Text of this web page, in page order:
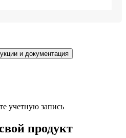
и документация
учетную запись
продукт